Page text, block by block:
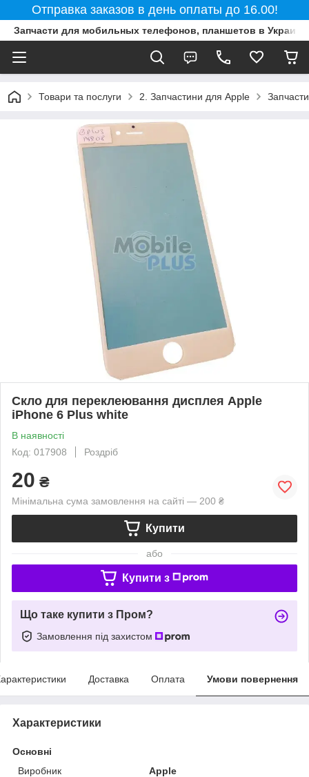
Отправка заказов в день оплаты до 16.00!
Запчасти для мобильных телефонов, планшетов в
Товари та послуги 2. Запчастини для Apple
Скло для переклеювання дисплея Apple
iPhone 6 Plus white
В наявності
Код: 017908
Роздріб
20 ₴
Мінімальна сума замовлення на сайті — 200 ₴
Купити
або
Купити з
Що таке купити з Пром?
Замовлення під захистом
Доставка Оплата Умови повернення
Характеристики
Основні
Виробник
Apple